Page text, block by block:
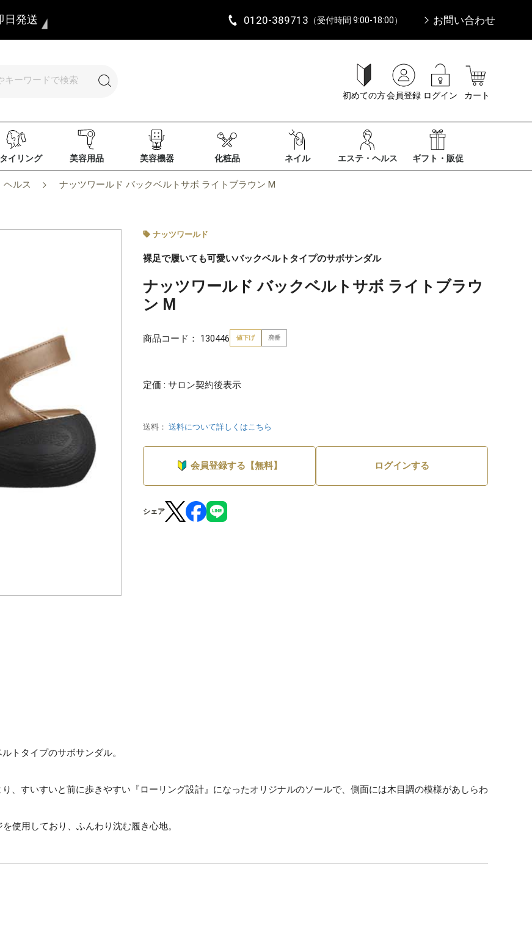
日発送 0120-389713 （受付時間 9:00-18:00） お問い合わせ
初めての方会員登録 ログイン カート
イリング 美容用品 美容機器 化粧品 ネイル エステ・ヘルス ギフト・販促
ヘルス ナッツワールド バックベルトサボ ライトブラウン M
ナッツワールド
裸足で履いても可愛いバックベルトタイプのサボサンダル
ナッツワールド バックベルトサボ ライトブラウ
ン M
商品コード： 130446 値下げ 廃番
定価 : サロン契約後表示
送料： 送料について詳しくはこちら
会員登録する【無料】 ログインする
シェア
トタイプのサボサンダル。
、すいすいと前に歩きやすい『ローリング設計』になったオリジナルのソールで、側面には木目調の模様があしらわ
使用しており、ふんわり沈む履き心地。